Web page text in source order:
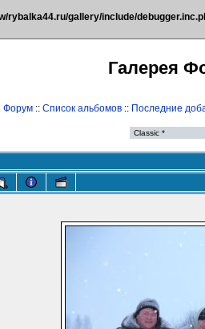
rybalka44.ru/gallery/include/
Галерея
Форум:: Список альбомов:: Последние